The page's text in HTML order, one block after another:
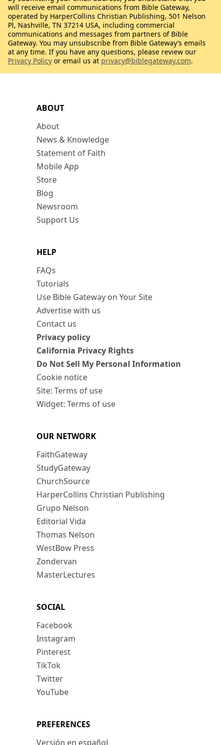
ABOUT
About
News & Knowledge
Statement of Faith
Mobile App
Store
Blog
Newsroom
Support Us
HELP
FAQs
Tutorials
Use Bible Gateway on Your Site
Advertise with us
Contact us
Privacy policy
California Privacy Rights
Do Not Sell My Personal Information
Cookie notice
Site: Terms of use
Widget: Terms of use
OUR NETWORK
FaithGateway
StudyGateway
ChurchSource
HarperCollins Christian Publishing
Grupo Nelson
Editorial Vida
Thomas Nelson
WestBow Press
Zondervan
MasterLectures
SOCIAL
Facebook
Instagram
Pinterest
TikTok
Twitter
YouTube
PREFERENCES
Versión en español
will receive email communications from Bible Gateway,
operated by HarperCollins Christian Publishing, 501 Nelson
Pl, Nashville, TN 37214 USA, including commercial
communications and messages from partners of Bible
Gateway. You may unsubscribe from Bible Gateway’s emails
at any time. If you have any questions, please review our
Privacy Policy or email us at privacy@biblegateway.com.